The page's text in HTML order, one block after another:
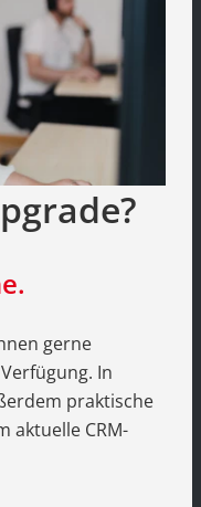
gerne
In
praktische
aktuelle CRM-